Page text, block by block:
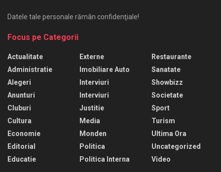
Datele tale personale rămân confidenţiale!
Focus pe Categorii
Actualitate
Administratie
Alegeri
Anunturi
Cluburi
Cultura
Economie
Editorial
Educatie
Externe
Imobiliare Auto
Interviuri
Interviuri
Justitie
Media
Monden
Politica
Politica Interna
Restaurante
Sanatate
Showbizz
Societate
Sport
Turism
Ultima Ora
Uncategorized
Video